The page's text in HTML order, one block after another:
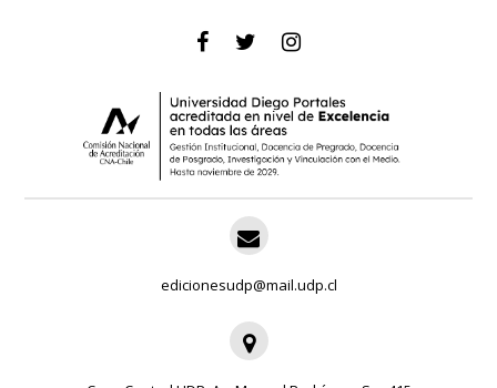
edicionesudp@mail.udp.cl